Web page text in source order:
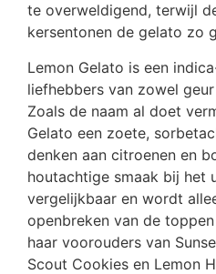
te overweldigend, terwijl
kersentonen de gelato zo
Lemon Gelato is een
liefhebbers van zowel
Zoals de naam al doet
Gelato een zoete,
denken aan citroenen en
houtachtige smaak bij het
vergelijkbaar en wordt
openbreken van de
haar voorouders van
Scout Cookies en Lemon